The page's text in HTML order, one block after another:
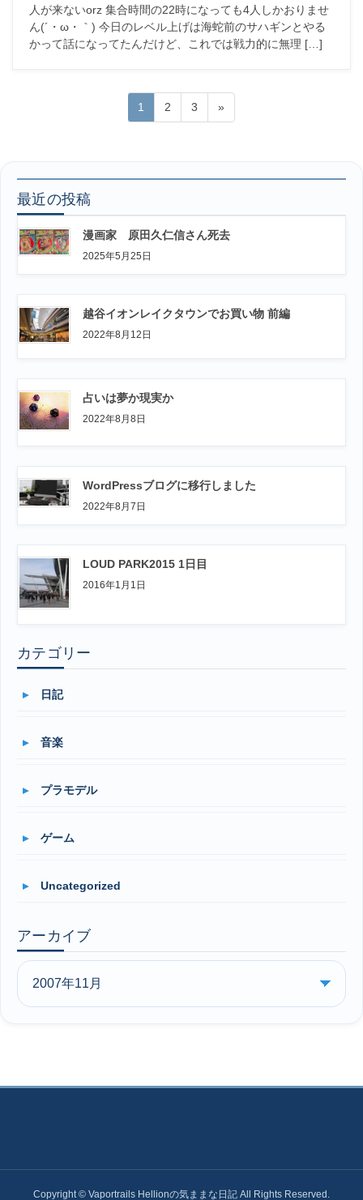
人が来ないorz 集合時間の22時になっても4人しかおりませ
ん(´・ω・｀) 今日のレベル上げは海蛇前のサハギンとやる
かって話になってたんだけど、これでは戦力的に無理 […]
ペ
ー
ジ
送
り
固
定
ー
ジ
1
固
定
ー
ジ
2
固
定
ー
ジ
3 »
最近の投稿
漫画家 原田久仁信さん死去
2025年5月25日
越谷イオンレイクタウンでお買い物 前編
2022年8月12日
占いは夢か現実か
2022年8月8日
WordPressブログに移行しました
2022年8月7日
LOUD PARK2015 1日目
2016年1月1日
カテゴリー
日記
音楽
プラモデル
ゲーム
Uncategorized
アーカイブ
Copyright © Vaportrails Hellionの気ままな日記 All Rights Reserved.